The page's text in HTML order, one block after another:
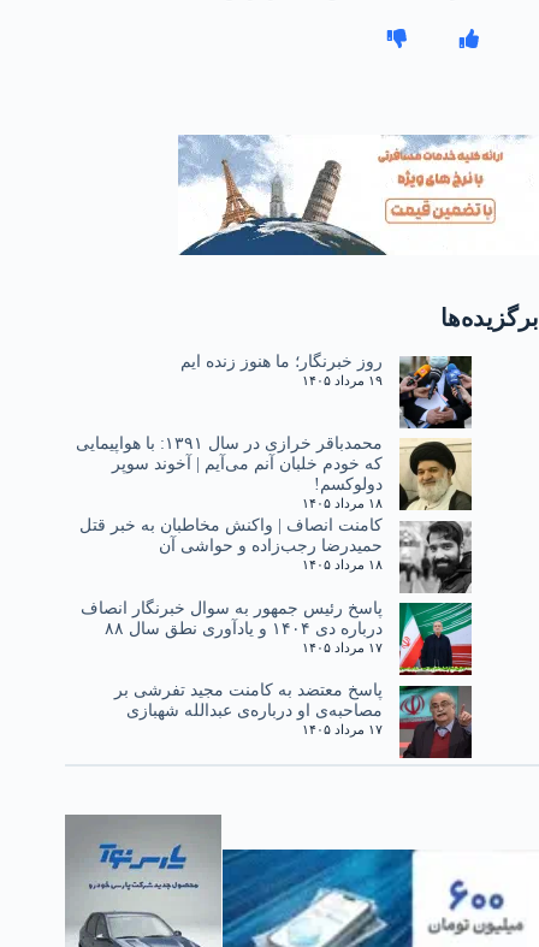
برگزیده‌ها
روز خبرنگار؛ ما هنوز زنده ایم
۱۹ مرداد ۱۴۰۵
محمدباقر خرازی در سال ۱۳۹۱: با هواپیمایی
که خودم خلبان آنم می‌آیم | آخوند سوپر
دولوکسم!
۱۸ مرداد ۱۴۰۵
کامنت انصاف | واکنش مخاطبان به خبر قتل
حمیدرضا رجب‌زاده و حواشی آن
۱۸ مرداد ۱۴۰۵
پاسخ رئیس جمهور به سوال خبرنگار انصاف
درباره دی ۱۴۰۴ و یادآوری نطق سال ۸۸
۱۷ مرداد ۱۴۰۵
پاسخ معتضد به کامنت مجید تفرشی بر
مصاحبه‌ی او درباره‌ی عبدالله شهبازی
۱۷ مرداد ۱۴۰۵